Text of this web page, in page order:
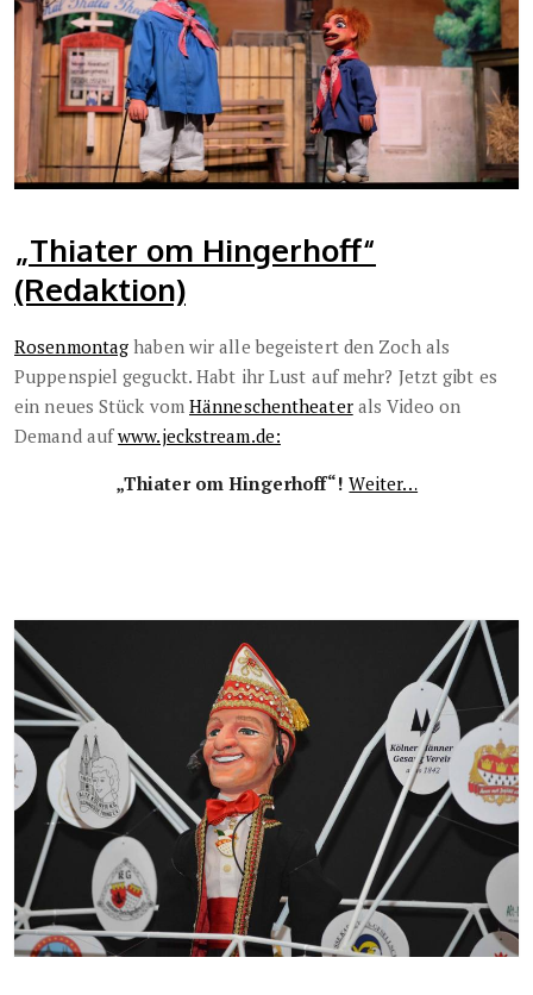
„Thiater om Hingerhoff“
(Redaktion)
Rosenmontag haben wir alle begeistert den Zoch als
Puppenspiel geguckt. Habt ihr Lust auf mehr? Jetzt gibt es
ein neues Stück vom Hänneschentheaterals Video on
Demand aufwww.jeckstream.de:
„Thiater om Hingerhoff“! Weiter…